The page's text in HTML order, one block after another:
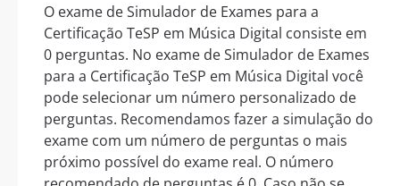
O exame de Simulador de Exames para a
Certificação TeSP em Música Digital consiste em
0 perguntas. No exame de Simulador de Exames
para a Certificação TeSP em Música Digital você
pode selecionar um número personalizado de
perguntas. Recomendamos fazer a simulação do
exame com um número de perguntas o mais
próximo possível do exame real. O número